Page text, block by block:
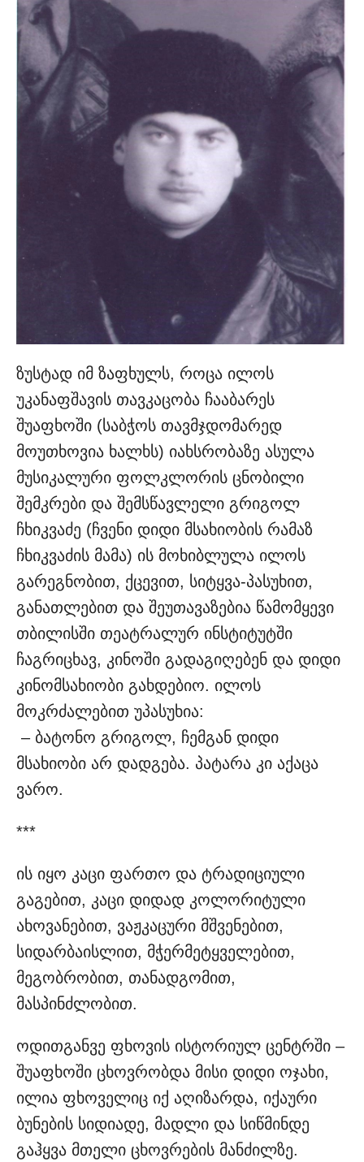
ზუსტად იმ ზაფხულს, როცა ილოს
უკანაფშავის თავკაცობა ჩააბარეს
შუაფხოში (საბჭოს თავმჯდომარედ
მოუთხოვია ხალხს) იახსრობაზე ასულა
მუსიკალური ფოლკლორის ცნობილი
შემკრები და შემსწავლელი გრიგოლ
ჩხიკვაძე (ჩვენი დიდი მსახიობის რამაზ
ჩხიკვაძის მამა) ის მოხიბლულა ილოს
გარეგნობით, ქცევით, სიტყვა-პასუხით,
განათლებით და შეუთავაზებია წამომყევი
თბილისში თეატრალურ ინსტიტუტში
ჩაგრიცხავ, კინოში გადაგიღებენ და დიდი
კინომსახიობი გახდებიო. ილოს
მოკრძალებით უპასუხია:
– ბატონო გრიგოლ, ჩემგან დიდი
მსახიობი არ დადგება. პატარა კი აქაცა
ვარო.
***
ის იყო კაცი ფართო და ტრადიციული
გაგებით, კაცი დიდად კოლორიტული
ახოვანებით, ვაჟკაცური მშვენებით,
სიდარბაისლით, მჭერმეტყველებით,
მეგობრობით, თანადგომით,
მასპინძლობით.
ოდითგანვე ფხოვის ისტორიულ ცენტრში –
შუაფხოში ცხოვრობდა მისი დიდი ოჯახი,
ილია ფხოველიც იქ აღიზარდა, იქაური
ბუნების სიდიადე, მადლი და სიწმინდე
გაჰყვა მთელი ცხოვრების მანძილზე.